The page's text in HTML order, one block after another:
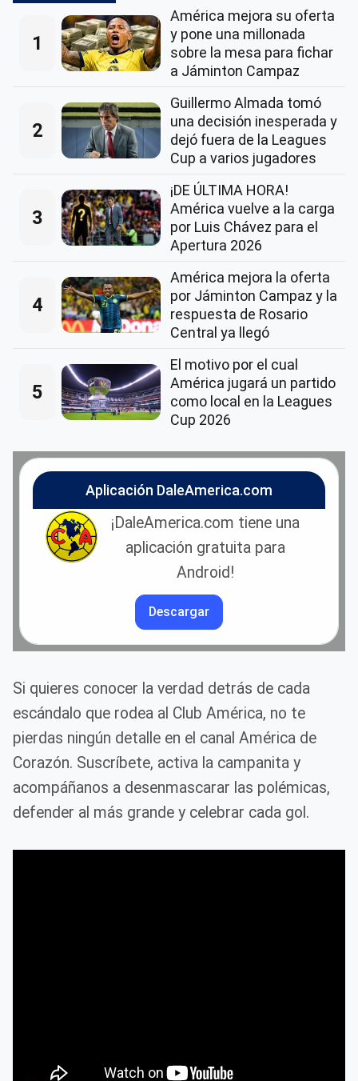
1
América mejora su oferta
y pone una millonada
sobre la mesa para fichar
a Jáminton Campaz
2
Guillermo Almada tomó
una decisión inesperada y
dejó fuera de la Leagues
Cup a varios jugadores
3
¡DE ÚLTIMA HORA!
América vuelve a la carga
por Luis Chávez para el
Apertura 2026
4
América mejora la oferta
por Jáminton Campaz y la
respuesta de Rosario
Central ya llegó
5
El motivo por el cual
América jugará un partido
como local en la Leagues
Cup 2026
Aplicación DaleAmerica.com
¡DaleAmerica.com tiene una
aplicación gratuita para
Android!
Descargar
Si quieres conocer la verdad detrás de cada
escándalo que rodea al Club América, no te
pierdas ningún detalle en el canal América de
Corazón. Suscríbete, activa la campanita y
acompáñanos a desenmascarar las polémicas,
defender al más grande y celebrar cada gol.